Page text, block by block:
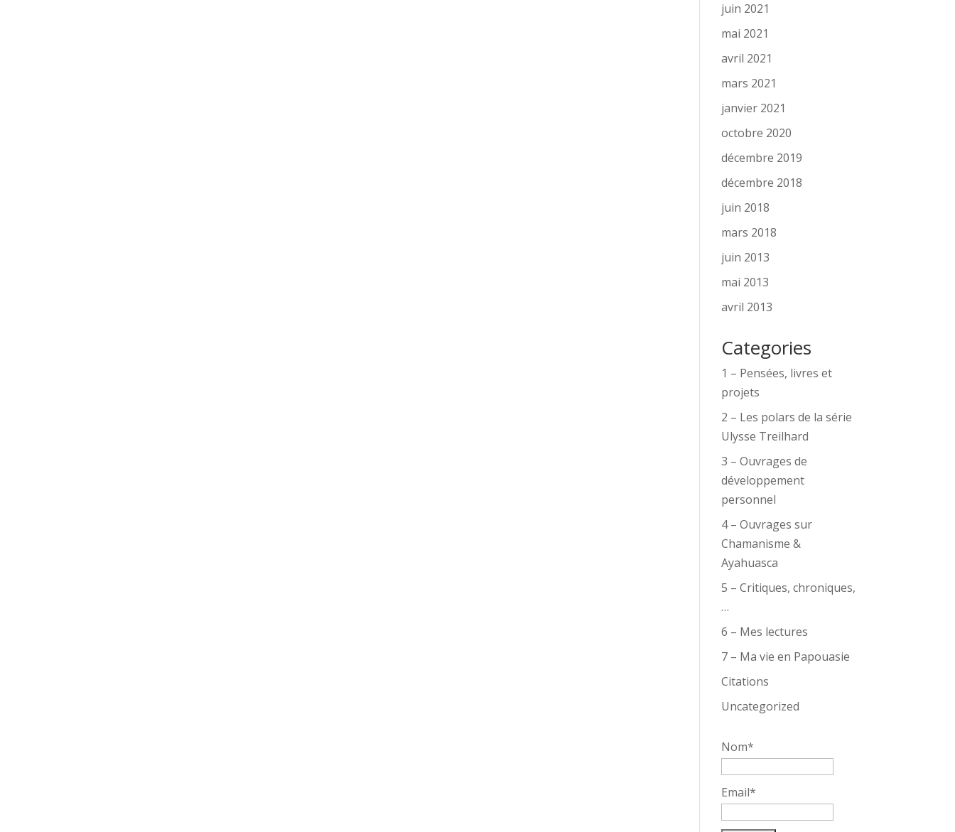
juin 2021
mai 2021
avril 2021
mars 2021
janvier 2021
octobre 2020
décembre 2019
décembre 2018
juin 2018
mars 2018
juin 2013
mai 2013
avril 2013
Categories
1 – Pensées, livres et
projets
2 – Les polars de la série
Ulysse Treilhard
3 – Ouvrages de
développement
personnel
4 – Ouvrages sur
Chamanisme &
Ayahuasca
5 – Critiques, chroniques,
…
6 – Mes lectures
7 – Ma vie en Papouasie
Citations
Uncategorized
Nom*
Email*